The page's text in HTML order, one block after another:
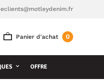
Panier d'achat 0
OFFRE